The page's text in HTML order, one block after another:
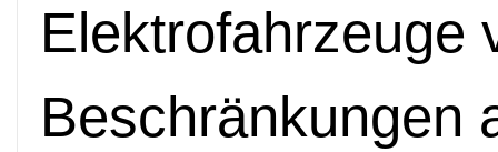
Elektrofahrzeuge
Beschränkungen